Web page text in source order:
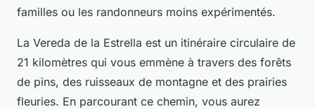
familles ou les randonneurs moins expérimentés.
La Vereda de la Estrella est un itinéraire circulaire de
21 kilomètres qui vous emmène à travers des forêts
de pins, des ruisseaux de montagne et des prairies
fleuries. En parcourant ce chemin, vous aurez